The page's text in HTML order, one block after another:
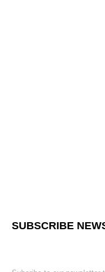
SUBSCRIBE